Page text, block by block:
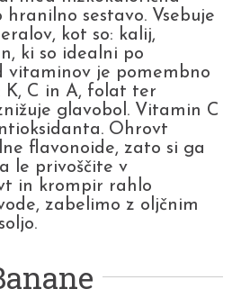
sestavo. Vsebuje
kot so: kalij,
ki so idealni po
vitaminov je pomembno
C in A, folat ter
glavobol. Vitamin C
Ohrovt
flavonoide, zato si ga
le privoščite v
in krompir rahlo
zabelimo z oljčnim